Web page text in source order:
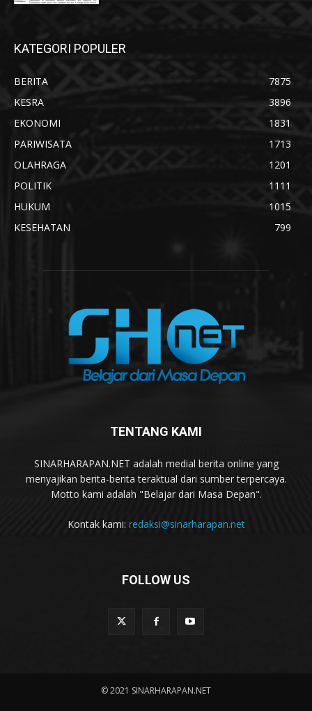
KATEGORI POPULER
BERITA
7875
KESRA
3896
EKONOMI
1831
PARIWISATA
1713
OLAHRAGA
1201
POLITIK
1111
HUKUM
1015
KESEHATAN
799
TENTANG KAMI
SINARHARAPAN.NET adalah medial berita online yang
menyajikan berita-berita teraktual dari sumber terpercaya.
Motto kami adalah "Belajar dari Masa Depan".
Kontak kami: redaksi@sinarharapan.net
FOLLOW US
© 2021 SINARHARAPAN.NET